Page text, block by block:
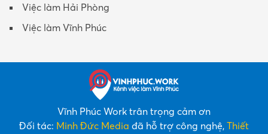
Việc làm Hải Phòng
Việc làm Vĩnh Phúc
Vĩnh Phúc Work trân trọng cảm ơn
Đối tác: Minh Đức Media đã hỗ trợ công nghệ, Thiết